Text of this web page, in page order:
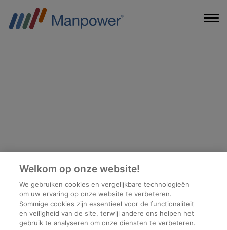
Welkom op onze website!
We gebruiken cookies en vergelijkbare technologieën
om uw ervaring op onze website te verbeteren.
Sommige cookies zijn essentieel voor de functionaliteit
en veiligheid van de site, terwijl andere ons helpen het
gebruik te analyseren om onze diensten te verbeteren.